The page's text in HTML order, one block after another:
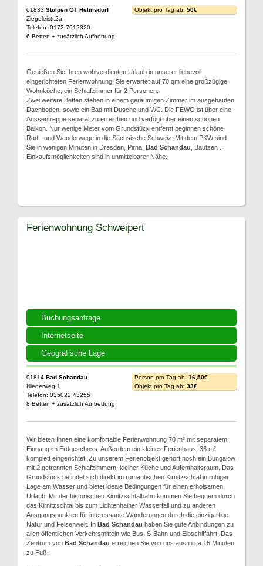
01833 Stolpen OT Helmsdorf
Ziegeleistr.2a
Telefon: 0172 7912320
6 Betten + zusätzlich Aufbettung
Objekt pro Tag ab: 50€
Genießen Sie Ihren wohlverdienten Urlaub in unserer liebevoll
eingerichteten Ferienwohnung. Sie erwartet auf 70 qm eine großzügige
Wohnküche, ein Schlafzimmer für 2 Personen.
Zwei weitere Betten stehen in einem geräumigen Zimmer im ausgebauten
Dachboden, sowie ein Bad mit Dusche und WC. Die FEWO ist über eine
Aussentreppe separat zu erreichen und verfügt über einen schönen
Balkon. Nur wenige Meter vom Grundstück entfernt beginnen schöne
Rad - und Wanderwege in die Sächsische Schweiz. Mit dem PKW sind
Sie in wenigen Minuten in Dresden, Pirna, Bad Schandau , Bautzen ...
Einkaufsmöglichkeiten sind in unmittelbarer Nähe.
Buchungsanfrage
Internetseite
Geografische Lage
Ferienwohnung Schweipert
01814 Bad Schandau
Niederweg 1
Telefon: 035022 43255
8 Betten + zusätzlich Aufbettung
Person pro Tag ab: 16,50€
Objekt pro Tag ab: 33€
Wir bieten Ihnen eine komfortable Ferienwohnung 70 m² mit separatem
Eingang im Erdgeschoss. Außerdem ein kleines Ferienhaus, 36 m²
komplett eingerichtet. Zu unserem Ferienobjekt gehört noch ein Bungalow
mit 2 getrennten Schlafzimmern, kleiner Küche und Aufenthaltsraum. Das
Grundstück befindet sich direkt im romantischen Kirnitzschtal in ruhiger
Lage am Wasser und bietet ideale Bedingungen für einen erholsamen
Urlaub. Mit der historischen Kirnitzschtalbahn kommen Sie bequem durch
das Kirnitzschtal bis zum Lichtenhainer Wasserfall und zu anderen
Ausgangspunkten für interessante Wanderungen durch die einzigartige
Natur und Felsenwelt. In Bad Schandau haben Sie gute Anbindungen zu
allen öffentlichen Verkehrsmitteln wie Bus, S-Bahn und Elbschiffahrt. Das
Zentrum von Bad Schandau erreichen Sie von uns aus in ca.15 Minuten
zu Fuß.